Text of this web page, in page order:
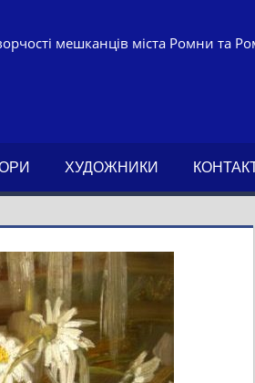
мешканців міста Ромни та
ХУДОЖНИКИ